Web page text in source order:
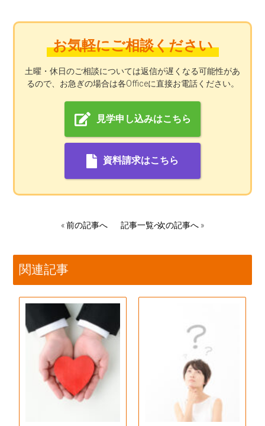
お気軽にご相談ください
土曜・休日のご相談については返信が遅くなる可能性があ
るので、お急ぎの場合は各Officeに直接お電話ください。
見学申し込みはこちら
資料請求はこちら
«前の記事へ 記事一覧へ次の記事へ»
関連記事